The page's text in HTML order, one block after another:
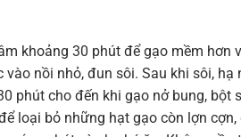
khoảng 30 phút để gạo mềm hơn
vào nồi nhỏ, đun sôi. Sau khi sôi,
phút cho đến khi gạo nở bung, bột
loại bỏ những hạt gạo còn lợn